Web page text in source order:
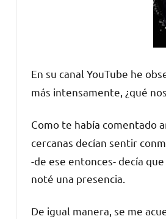
En su canal YouTube he
más intensamente, ¿qué
Como te había comentado
cercanas decían sentir
-de ese entonces- decía
noté una presencia.
De igual manera, se me